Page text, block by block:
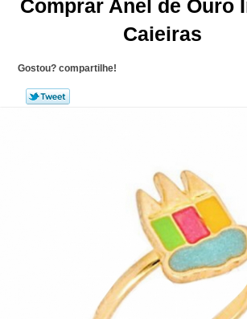
Comprar Anel de Ouro
Caieiras
Gostou? compartilhe!